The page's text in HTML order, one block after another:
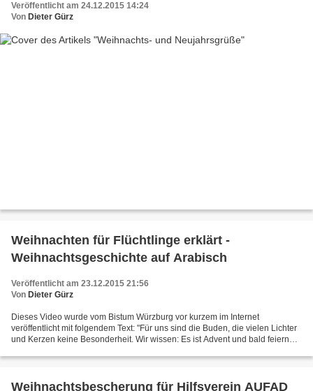
Veröffentlicht am 24.12.2015 14:24
Von Dieter Gürz
Weihnachten für Flüchtlinge erklärt -
Weihnachtsgeschichte auf Arabisch
Veröffentlicht am 23.12.2015 21:56
Von Dieter Gürz
Dieses Video wurde vom Bistum Würzburg vor kurzem im Internet
veröffentlicht mit folgendem Text: "Für uns sind die Buden, die vielen Lichter
und Kerzen keine Besonderheit. Wir wissen: Es ist ‎Advent und bald feiern
Weihnachtsbescherung für Hilfsverein AUFAD